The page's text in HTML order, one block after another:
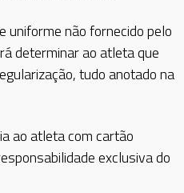
uniforme não fornecido pelo
determinar ao atleta que
tudo anotado na
ao atleta com cartão
exclusiva do